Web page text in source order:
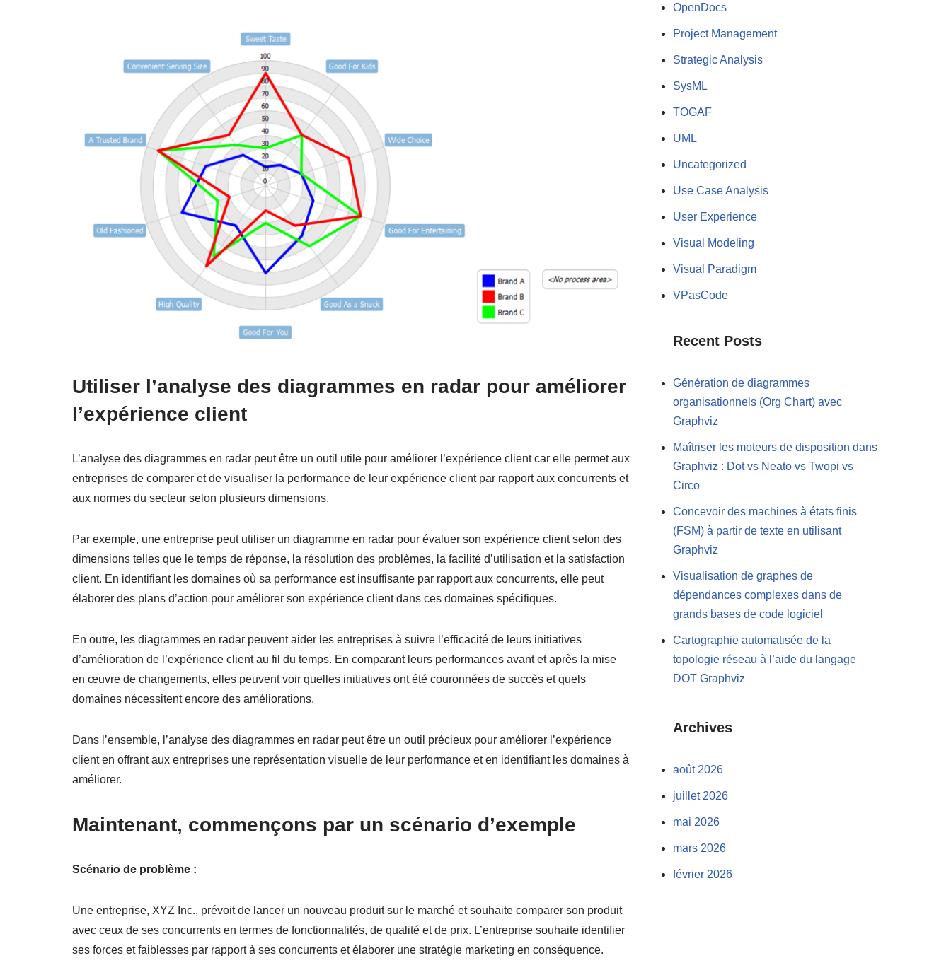
Utiliser l’analyse des diagrammes en radar pour améliorer
l’expérience client
L’analyse des diagrammes en radar peut être un outil utile pour améliorer l’expérience client car elle permet aux
entreprises de comparer et de visualiser la performance de leur expérience client par rapport aux concurrents et
aux normes du secteur selon plusieurs dimensions.
Par exemple, une entreprise peut utiliser un diagramme en radar pour évaluer son expérience client selon des
dimensions telles que le temps de réponse, la résolution des problèmes, la facilité d’utilisation et la satisfaction
client. En identifiant les domaines où sa performance est insuffisante par rapport aux concurrents, elle peut
élaborer des plans d’action pour améliorer son expérience client dans ces domaines spécifiques.
En outre, les diagrammes en radar peuvent aider les entreprises à suivre l’efficacité de leurs initiatives
d’amélioration de l’expérience client au fil du temps. En comparant leurs performances avant et après la mise
en œuvre de changements, elles peuvent voir quelles initiatives ont été couronnées de succès et quels
domaines nécessitent encore des améliorations.
Dans l’ensemble, l’analyse des diagrammes en radar peut être un outil précieux pour améliorer l’expérience
client en offrant aux entreprises une représentation visuelle de leur performance et en identifiant les domaines à
améliorer.
Maintenant, commençons par un scénario d’exemple
Scénario de problème :
Une entreprise, XYZ Inc., prévoit de lancer un nouveau produit sur le marché et souhaite comparer son produit
avec ceux de ses concurrents en termes de fonctionnalités, de qualité et de prix. L’entreprise souhaite identifier
ses forces et faiblesses par rapport à ses concurrents et élaborer une stratégie marketing en conséquence.
OpenDocs
Project Management
Strategic Analysis
SysML
TOGAF
UML
Uncategorized
Use Case Analysis
User Experience
Visual Modeling
Visual Paradigm
VPasCode
Recent Posts
Génération de diagrammes
organisationnels (Org Chart) avec
Graphviz
Maîtriser les moteurs de disposition dans
Graphviz : Dot vs Neato vs Twopi vs
Circo
Concevoir des machines à états finis
(FSM) à partir de texte en utilisant
Graphviz
Visualisation de graphes de
dépendances complexes dans de
grands bases de code logiciel
Cartographie automatisée de la
topologie réseau à l’aide du langage
DOT Graphviz
Archives
août 2026
juillet 2026
mai 2026
mars 2026
février 2026